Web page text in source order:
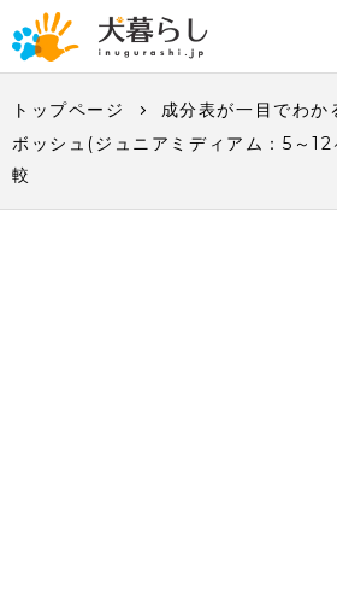
トップページ
成分表が一目でわか
ボッシュ(ジュニアミディアム：5～
較